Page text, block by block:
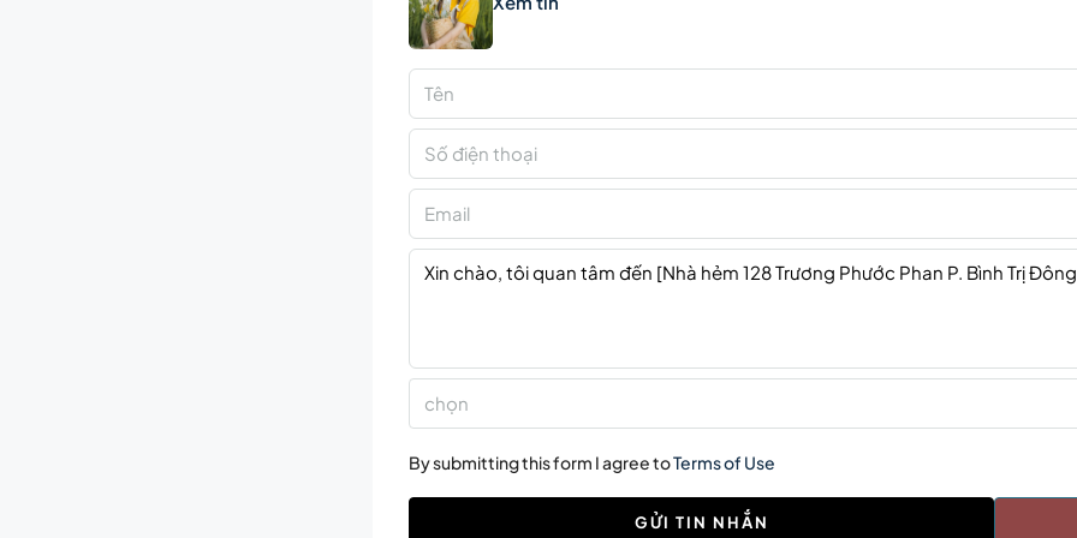
chọn
By submitting this form I agree toTerms of Use
GỬI TIN NHẮN